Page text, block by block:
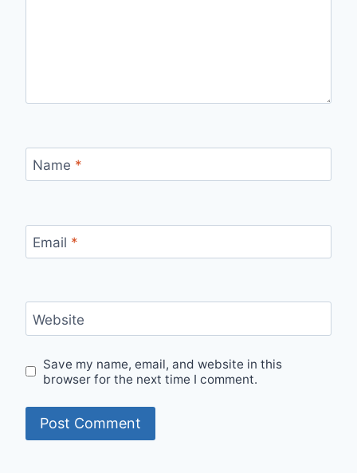
Name *
Email *
Website
Save my name, email, and website in this
browser for the next time I comment.